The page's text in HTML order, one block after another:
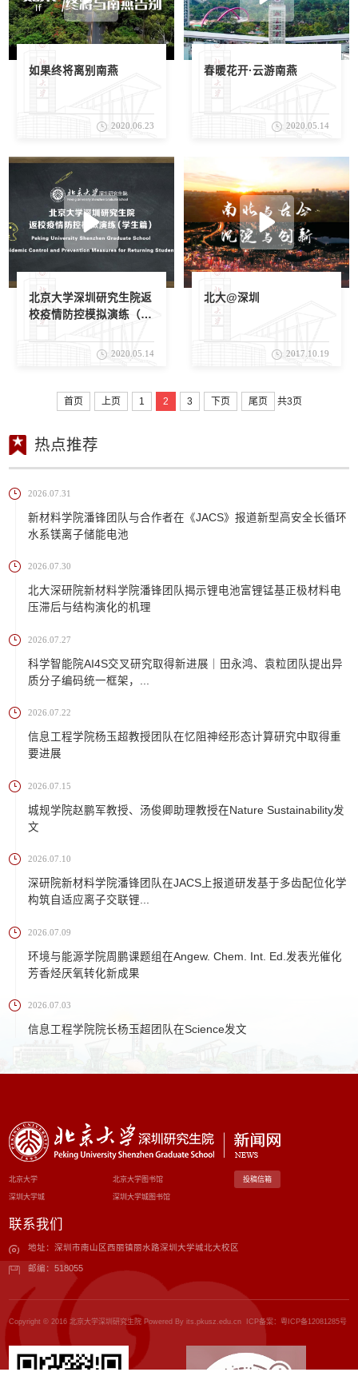
如果终将离别南燕
2020.06.23
春暖花开·云游南燕
2020.05.14
北京大学深圳研究生院返
校疫情防控模拟演练（学
2020.05.14
北大@深圳
2017.10.19
首页 上页 1 2 3 下页 尾页 共3页
热点推荐
2026.07.31
新材料学院潘锋团队与合作者在《JACS》报道新型高安全长循环
水系镁离子储能电池
2026.07.30
北大深研院新材料学院潘锋团队揭示锂电池富锂锰基正极材料电
压滞后与结构演化的机理
2026.07.27
科学智能院AI4S交叉研究取得新进展｜田永鸿、袁粒团队提出异
质分子编码统一框架，...
2026.07.22
信息工程学院杨玉超教授团队在忆阻神经形态计算研究中取得重
要进展
2026.07.15
城规学院赵鹏军教授、汤俊卿助理教授在Nature Sustainability发
文
2026.07.10
深研院新材料学院潘锋团队在JACS上报道研发基于多齿配位化学
构筑自适应离子交联锂...
2026.07.09
环境与能源学院周鹏课题组在Angew. Chem. Int. Ed.发表光催化
芳香烃厌氧转化新成果
2026.07.03
信息工程学院院长杨玉超团队在Science发文
北京大学 北京大学图书馆
深圳大学城 深圳大学城图书馆
投稿信箱
联系我们
地址：深圳市南山区西丽镇丽水路深圳大学城北大校区
邮编：518055
Copyright © 2016 北京大学深圳研究生院 Powered By its.pkusz.edu.cn ICP备案：粤ICP备12081285号